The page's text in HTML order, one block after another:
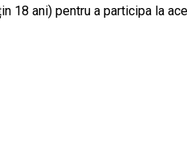
18 ani) pentru a participa la